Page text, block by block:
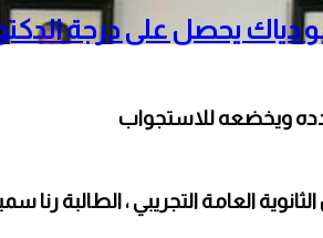
دياك يحصل على درجة
ويخضعه للاستجواب